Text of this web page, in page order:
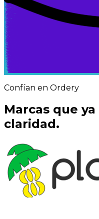
Confían en Ordery
Marcas que
claridad.